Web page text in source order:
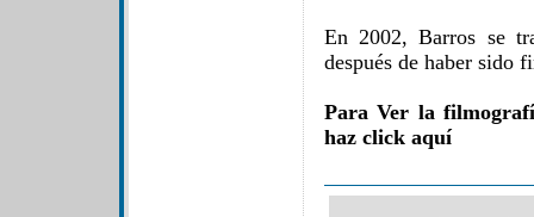
En 2002, Barros se
después de haber sido
Para Ver la
haz click aquí